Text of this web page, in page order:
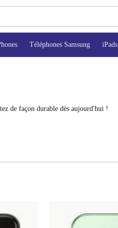
Téléphones Samsung iPads
de façon durable dès aujourd'hui !